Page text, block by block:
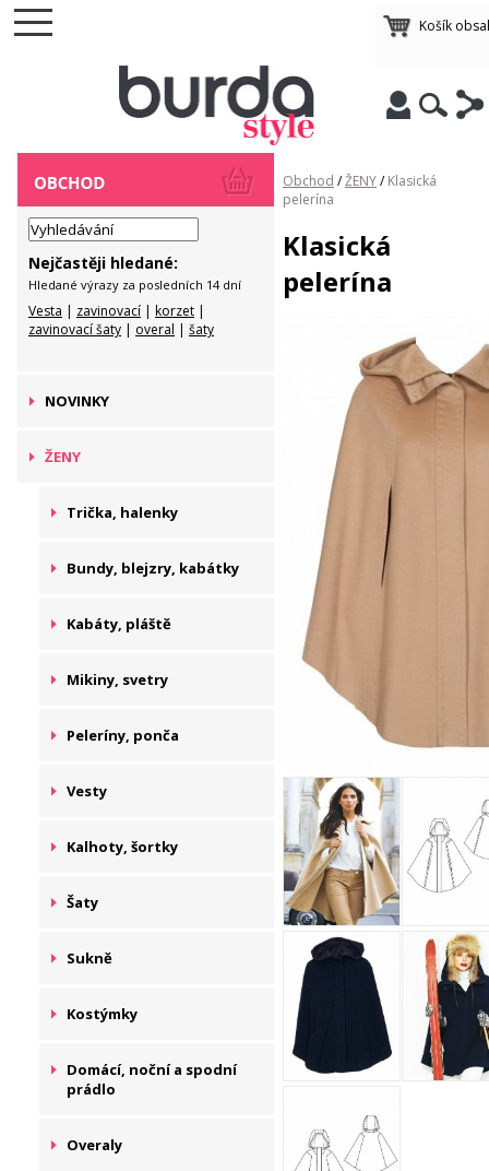
Košík
Nejčastěji hledané:
Hledané výrazy za posledních 14 dní
Vesta | zavinovací | korzet |
zavinovací šaty | overal | šaty
NOVINKY
ŽENY
Trička, halenky
Bundy, blejzry, kabátky
Kabáty, pláště
Mikiny, svetry
Peleríny, ponča
Vesty
Kalhoty, šortky
Šaty
Sukně
Kostýmky
Domácí, noční a spodní
prádlo
Overaly
Obchod /ŽENY/ Klasická
pelerína
Klasická
pelerína